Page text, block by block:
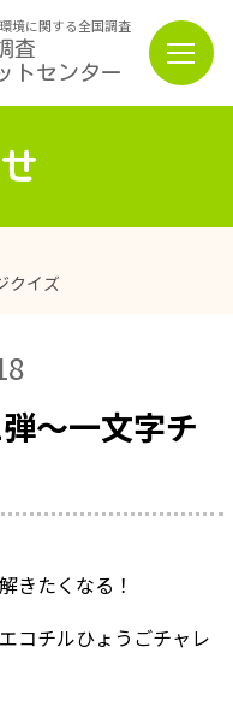
境に関する全国調査
査
トセンター
クイズ
～一文字チ
きたくなる！
コチルひょうごチャレ